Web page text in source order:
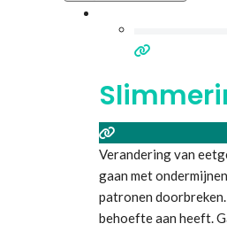
Verandering van
gaan met
patronen
behoefte aan heeft.